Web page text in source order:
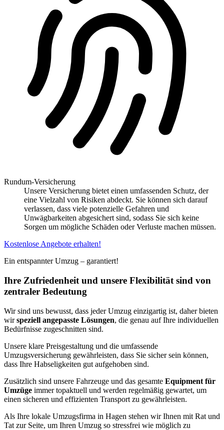
Rundum-Versicherung
Unsere Versicherung bietet einen umfassenden Schutz, der
eine Vielzahl von Risiken abdeckt. Sie können sich darauf
verlassen, dass viele potenzielle Gefahren und
Unwägbarkeiten abgesichert sind, sodass Sie sich keine
Sorgen um mögliche Schäden oder Verluste machen müssen.
Kostenlose Angebote erhalten!
Ein entspannter Umzug – garantiert!
Ihre Zufriedenheit und unsere Flexibilität sind von
zentraler Bedeutung
Wir sind uns bewusst, dass jeder Umzug einzigartig ist, daher bieten
wirspeziell angepasste Lösungen, die genau auf Ihre individuellen
Bedürfnisse zugeschnitten sind.
Unsere klare Preisgestaltung und die umfassende
Umzugsversicherung gewährleisten, dass Sie sicher sein können,
dass Ihre Habseligkeiten gut aufgehoben sind.
Zusätzlich sind unsere Fahrzeuge und das gesamte Equipment für
Umzüge immer topaktuell und werden regelmäßig gewartet, um
einen sicheren und effizienten Transport zu gewährleisten.
Als Ihre lokale Umzugsfirma in Hagen stehen wir Ihnen mit Rat und
Tat zur Seite, um Ihren Umzug so stressfrei wie möglich zu